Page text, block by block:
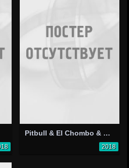
Pitbull & El Chombo & Karol G Feat. Cutty Ranks: Dame Tu Cosita
2018